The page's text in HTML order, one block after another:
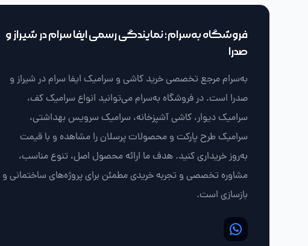
فروشگاه به‌سرام؛ نمایندگی رسمی ایفا سرام در شیراز و
صدرا
به‌سرام مرجع تخصصی خرید کاشی و سرامیک ایفا سرام در شیراز و
صدرا است. در فروشگاه به‌سرام می‌توانید انواع سرامیک کف،
سرامیک دیوار، کاشی آشپزخانه، سرامیک سرویس بهداشتی،
سرامیک طرح پارکت و محصولات پرسلان را مشاهده و با قیمت
به‌روز خریداری کنید. هدف ما ارائه محصول اصل، تنوع مناسب،
مشاوره تخصصی و تجربه خریدی مطمئن برای پروژه‌های ساختمانی و
بازسازی است.